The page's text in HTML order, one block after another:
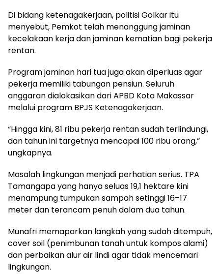
Di bidang ketenagakerjaan, politisi Golkar itu
menyebut, Pemkot telah menanggung jaminan
kecelakaan kerja dan jaminan kematian bagi pekerja
rentan.
Program jaminan hari tua juga akan diperluas agar
pekerja memiliki tabungan pensiun. Seluruh
anggaran dialokasikan dari APBD Kota Makassar
melalui program BPJS Ketenagakerjaan.
“Hingga kini, 81 ribu pekerja rentan sudah terlindungi,
dan tahun ini targetnya mencapai 100 ribu orang,”
ungkapnya.
Masalah lingkungan menjadi perhatian serius. TPA
Tamangapa yang hanya seluas 19,1 hektare kini
menampung tumpukan sampah setinggi 16–17
meter dan terancam penuh dalam dua tahun.
Munafri memaparkan langkah yang sudah ditempuh,
cover soil (penimbunan tanah untuk kompos alami)
dan perbaikan alur air lindi agar tidak mencemari
lingkungan.